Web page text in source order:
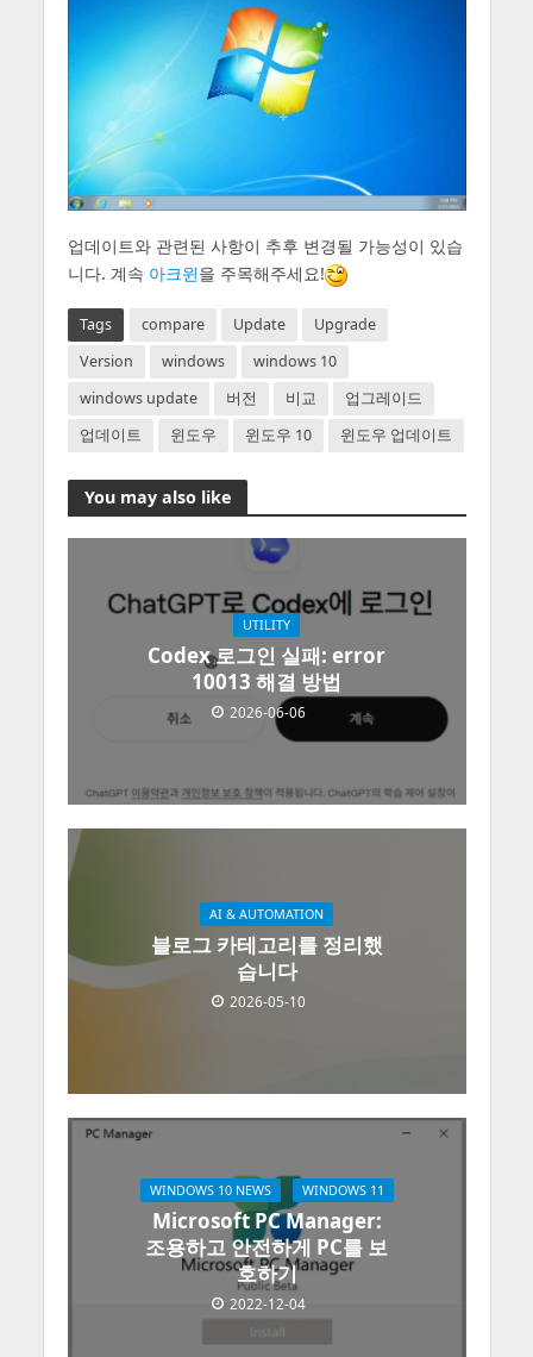
업데이트와 관련된 사항이 추후 변경될 가능성이 있습
니다. 계속 아크윈을 주목해주세요!
Tags compare Update
Upgrade
Version
windows
windows 10
windows update
버전 비교
업그레이드
업데이트
윈도우 윈도우 10 윈도우 업데이트
You may also like
UTILITY
Codex 로그인 실패: error
10013 해결 방법
2026-06-06
AI & AUTOMATION
블로그 카테고리를 정리했
습니다
2026-05-10
WINDOWS 10 NEWS WINDOWS 11
Microsoft PC Manager:
조용하고 안전하게 PC를 보
호하기
2022-12-04